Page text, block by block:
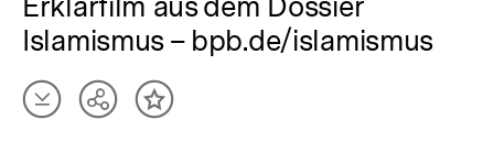
Islamismus – bpb.de/islamismus
Artikel
herunterladen
TeilenInhalt